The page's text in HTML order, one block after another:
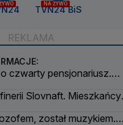
NA ŻYWO
TVN24 BiS
czwarty pensjonariusz.
Slovnaft. Mieszkańcy
został muzykiem.